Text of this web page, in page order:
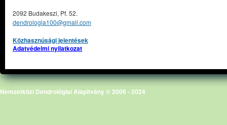
2092 Budakeszi, Pf. 52.
dendrologia100@gmail.com
Közhasznúsági jelentések
Adatvédelmi nyilatkozat
Nemzetközi Dendrológiai Alapítvány © 2006 - 2024